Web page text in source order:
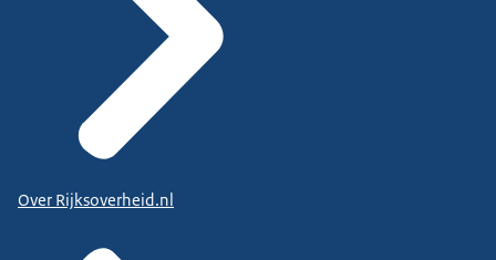
Over Rijksoverheid.nl